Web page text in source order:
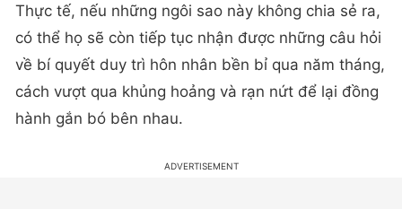
Thực tế, nếu những ngôi sao này không chia sẻ ra,
có thể họ sẽ còn tiếp tục nhận được những câu hỏi
về bí quyết duy trì hôn nhân bền bỉ qua năm tháng,
cách vượt qua khủng hoảng và rạn nứt để lại đồng
hành gắn bó bên nhau.